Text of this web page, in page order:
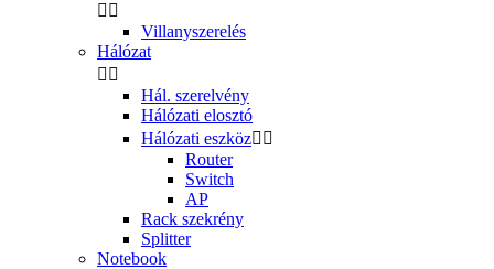
 
Villanyszerelés
Hálózat
 
Hál. szerelvény
Hálózati elosztó
Hálózati eszköz 
Router
Switch
AP
Rack szekrény
Splitter
Notebook